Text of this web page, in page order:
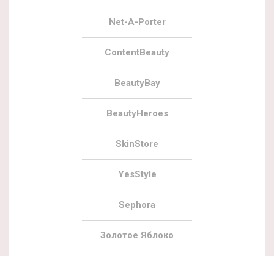
Net-A-Porter
ContentBeauty
BeautyBay
BeautyHeroes
SkinStore
YesStyle
Sephora
Золотое Яблоко